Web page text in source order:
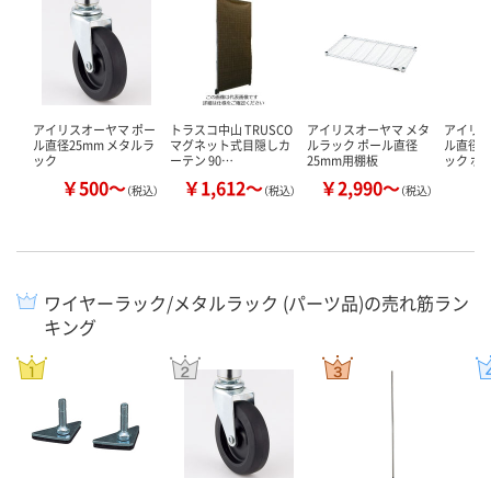
アイリスオーヤマ ポー
ル直径25mm メタルラ
ック
￥500～（税込）
トラスコ中山 TRUSCO
マグネット式目隠しカ
ーテン 90…
￥1,612～（税込）
アイリスオーヤマ メタ
ルラック ポール直径
25mm用棚板
￥2,990～（税込）
アイリ
ル直径
ック ポ
ワイヤーラック/メタルラック (パーツ品)の売れ筋ラン
キング